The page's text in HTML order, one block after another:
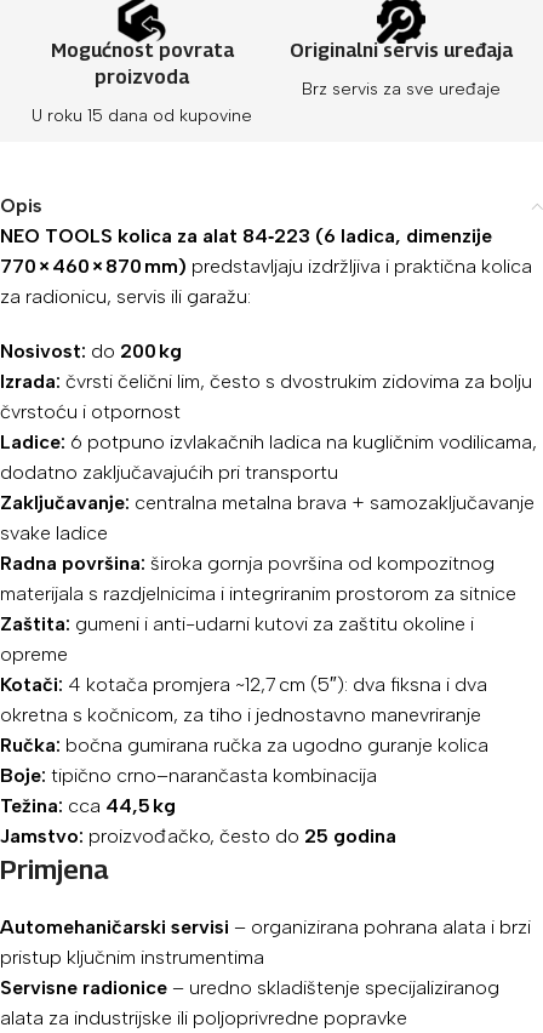
Mogućnost povrata
proizvoda
U roku 15 dana od kupovine
Originalni servis uređaja
Brz servis za sve uređaje
Opis
NEO TOOLS kolica za alat 84‑223 (6 ladica, dimenzije
770 × 460 × 870 mm) predstavljaju izdržljiva i praktična kolica
za radionicu, servis ili garažu:
Nosivost: do 200 kg
Izrada: čvrsti čelični lim, često s dvostrukim zidovima za bolju
čvrstoću i otpornost
Ladice: 6 potpuno izvlakačnih ladica na kugličnim vodilicama,
dodatno zaključavajućih pri transportu
Zaključavanje: centralna metalna brava + samozaključavanje
svake ladice
Radna površina: široka gornja površina od kompozitnog
materijala s razdjelnicima i integriranim prostorom za sitnice
Zaštita: gumeni i anti-udarni kutovi za zaštitu okoline i
opreme
Kotači: 4 kotača promjera ~12,7 cm (5″): dva fiksna i dva
okretna s kočnicom, za tiho i jednostavno manevriranje
Ručka: bočna gumirana ručka za ugodno guranje kolica
Boje: tipično crno–narančasta kombinacija
Težina: cca 44,5 kg
Jamstvo: proizvođačko, često do 25 godina
Primjena
Automehaničarski servisi – organizirana pohrana alata i brzi
pristup ključnim instrumentima
Servisne radionice – uredno skladištenje specijaliziranog
alata za industrijske ili poljoprivredne popravke